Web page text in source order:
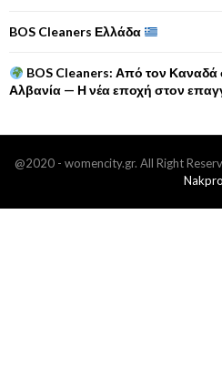
BOS Cleaners Ελλάδα
BOS Cleaners: Από τον Καναδά
Αλβανία — Η νέα εποχή στον
@2020 - womencity.gr. All Right
Nakpro